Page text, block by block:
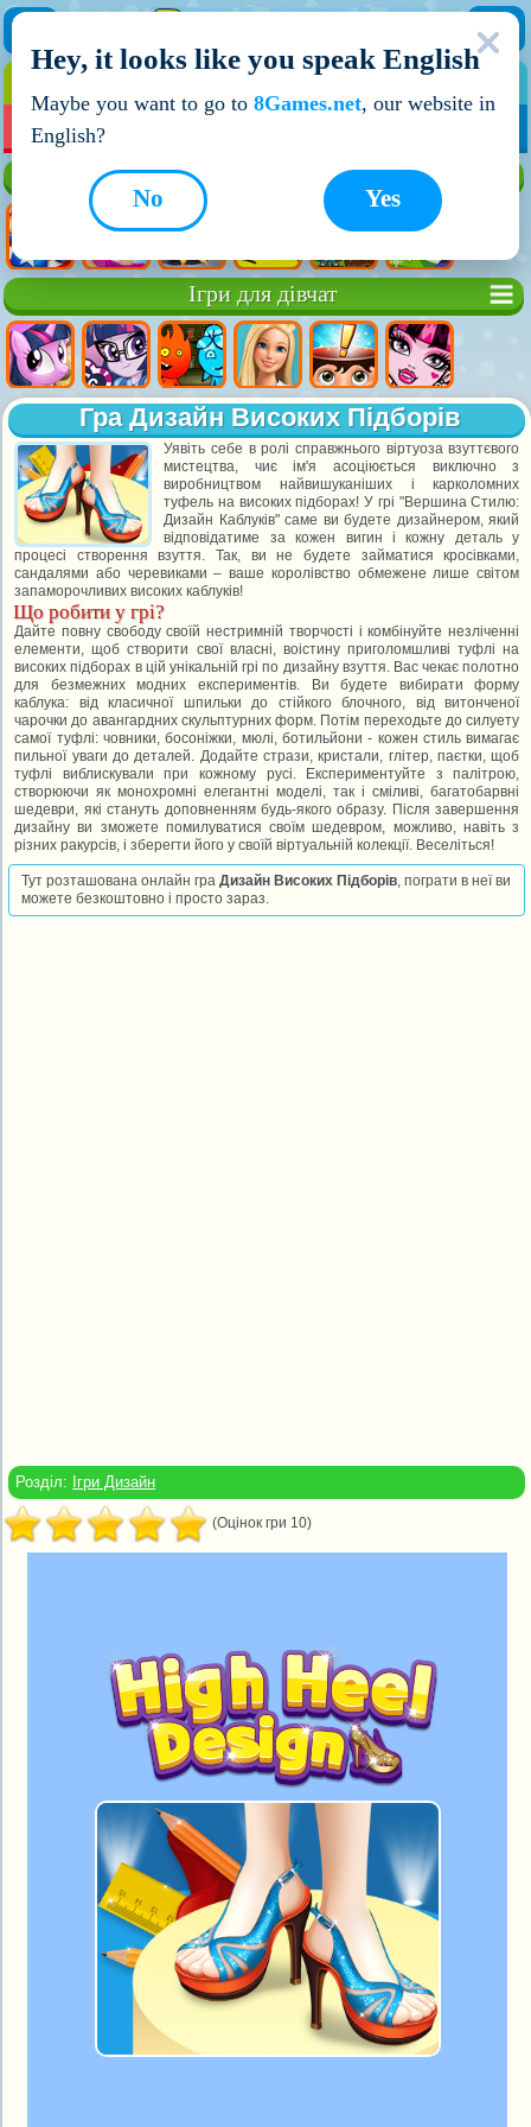
НОВІ ІГРИ
Ігри для дівчат
Гра Дизайн Високих Підборів
Уявіть себе в ролі справжнього віртуоза взуттєвого
мистецтва, чиє ім'я асоціюється виключно з
виробництвом найвишуканіших і карколомних
туфель на високих підборах! У грі "Вершина Стилю:
Дизайн Каблуків" саме ви будете дизайнером, який
відповідатиме за кожен вигин і кожну деталь у
процесі створення взуття. Так, ви не будете займатися кросівками,
сандалями або черевиками – ваше королівство обмежене лише світом
запаморочливих високих каблуків!
Що робити у грі?
Дайте повну свободу своїй нестримній творчості і комбінуйте незліченні
елементи, щоб створити свої власні, воістину приголомшливі туфлі на
високих підборах в цій унікальній грі по дизайну взуття. Вас чекає полотно
для безмежних модних експериментів. Ви будете вибирати форму
каблука: від класичної шпильки до стійкого блочного, від витонченої
чарочки до авангардних скульптурних форм. Потім переходьте до силуету
самої туфлі: човники, босоніжки, мюлі, ботильйони - кожен стиль вимагає
пильної уваги до деталей. Додайте стрази, кристали, глітер, паєтки, щоб
туфлі виблискували при кожному русі. Експериментуйте з палітрою,
створюючи як монохромні елегантні моделі, так і сміливі, багатобарвні
шедеври, які стануть доповненням будь-якого образу. Після завершення
дизайну ви зможете помилуватися своїм шедевром, можливо, навіть з
різних ракурсів, і зберегти його у своїй віртуальній колекції. Веселіться!
Тут розташована онлайн граДизайн Високих Підборів, пограти в неї ви
можете безкоштовно і просто зараз.
Розділ: Ігри Дизайн
(Оцінок гри 10)
Hey, it looks like you speak English
Maybe you want to go to 8Games.net, our website in
English?
Yes
No